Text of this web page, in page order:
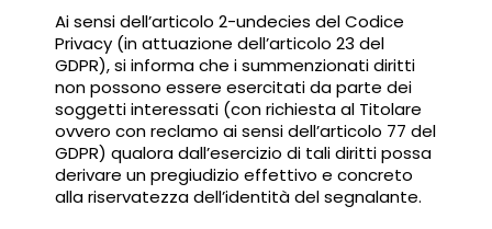
Ai sensi dell’articolo 2-undecies del Codice
Privacy (in attuazione dell’articolo 23 del
GDPR), si informa che i summenzionati diritti
non possono essere esercitati da parte dei
soggetti interessati (con richiesta al Titolare
ovvero con reclamo ai sensi dell’articolo 77 del
GDPR) qualora dall’esercizio di tali diritti possa
derivare un pregiudizio effettivo e concreto
alla riservatezza dell’identità del segnalante.